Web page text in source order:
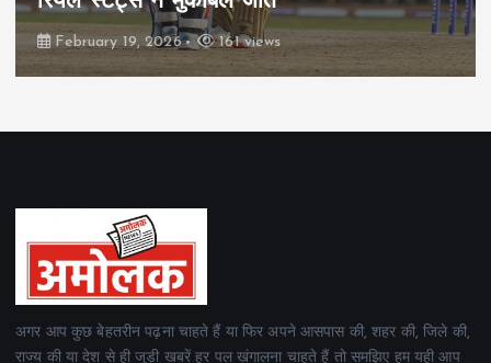
February 19, 2026 161 views
अगर आप कुछ बेहतरीन पढ़ना चाहते हैं या फिर अपने आसपास की, शहर की, जिले की,
राज्य की या देश से ही जुड़ी खबरें हर पल खंगालना चाहते हैं तो समझिए हम यही आप